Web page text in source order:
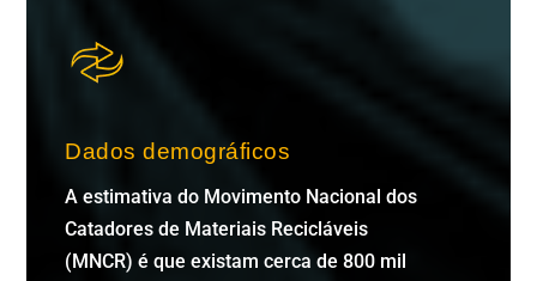
Dados demográficos
A estimativa do Movimento Nacional dos
Catadores de Materiais Recicláveis
(MNCR) é que existam cerca de 800 mil